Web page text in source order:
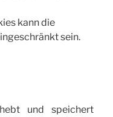
kann die
sein.
und speichert